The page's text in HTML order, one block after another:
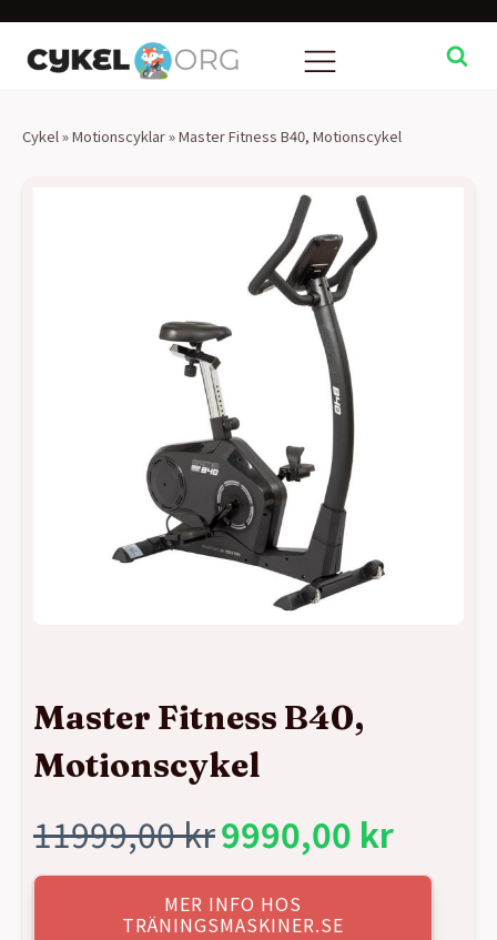
Cykel »Motionscyklar»Master Fitness B40, Motionscykel
Master Fitness B40,
Motionscykel
11999,00kr
Det
ursprungliga
9990,00 kr
Det
nuvarandeMER INFO HOS
TRÄNINGSMASKINER.SE